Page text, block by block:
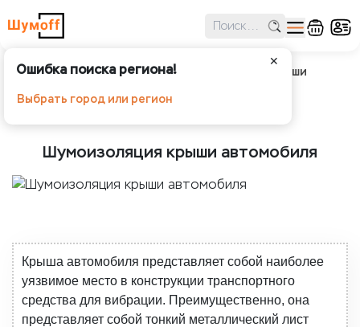
✕
Ошибка поиска региона!
Выбрать город или регион
Шумоff О шумоизоляции
Шумоизоляция крыши
автомобиля
Шумоизоляция крыши автомобиля
Крыша автомобиля представляет собой наиболее
уязвимое место в конструкции транспортного
средства для вибрации. Преимущественно, она
представляет собой тонкий металлический лист